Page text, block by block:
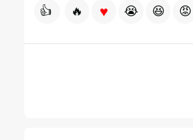
👍 🔥 ♥ 😭 😆 😡